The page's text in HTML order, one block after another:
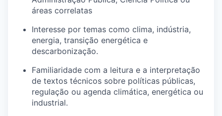
áreas correlatas
Interesse por temas como clima, indústria,
energia, transição energética e
descarbonização.
Familiaridade com a leitura e a interpretação
de textos técnicos sobre políticas públicas,
regulação ou agenda climática, energética ou
industrial.